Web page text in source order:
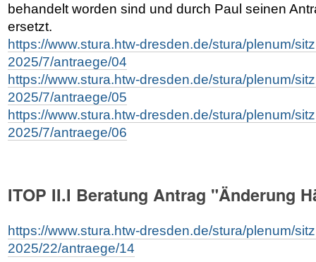
behandelt worden sind und durch Paul seinen
ersetzt.
https://www.stura.htw-dresden.de/stura/plenum/
2025/7/antraege/04
https://www.stura.htw-dresden.de/stura/plenum/
2025/7/antraege/05
https://www.stura.htw-dresden.de/stura/plenum/
2025/7/antraege/06
ITOP II.I Beratung Antrag "Änderung
https://www.stura.htw-dresden.de/stura/plenum/
2025/22/antraege/14